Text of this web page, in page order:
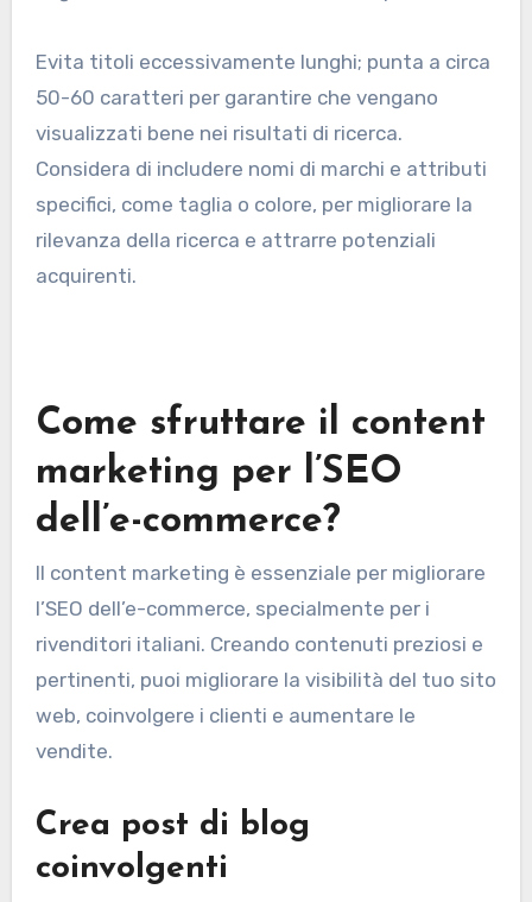
Evita titoli eccessivamente lunghi; punta a circa
50-60 caratteri per garantire che vengano
visualizzati bene nei risultati di ricerca.
Considera di includere nomi di marchi e attributi
specifici, come taglia o colore, per migliorare la
rilevanza della ricerca e attrarre potenziali
acquirenti.
Come sfruttare il content
marketing per l’SEO
dell’e-commerce?
Il content marketing è essenziale per migliorare
l’SEO dell’e-commerce, specialmente per i
rivenditori italiani. Creando contenuti preziosi e
pertinenti, puoi migliorare la visibilità del tuo sito
web, coinvolgere i clienti e aumentare le
vendite.
Crea post di blog
coinvolgenti